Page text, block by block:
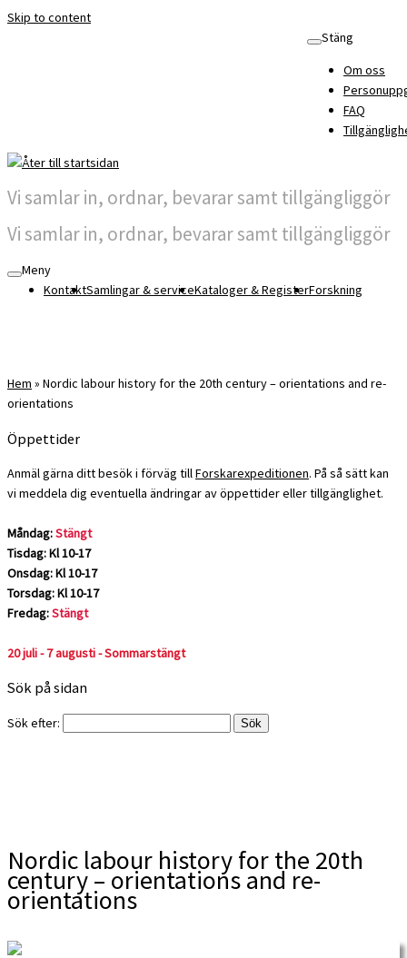
Skip to content
Stäng
Om oss
FAQ
Vi samlar in, ordnar, bevarar samt tillgängliggör
Vi samlar in, ordnar, bevarar samt tillgängliggör
Meny
KontaktSamlingar & serviceKataloger & RegisterForskning
Hem » Nordic labour history for the 20th century – orientations and re-
orientations
Öppettider
Anmäl gärna ditt besök i förväg tillForskarexpeditionen. På så sätt kan
vi meddela dig eventuella ändringar av öppettider eller tillgänglighet.
Måndag:Stängt
Tisdag: Kl 10-17
Onsdag: Kl 10-17
Torsdag: Kl 10-17
Fredag:Stängt
20 juli - 7 augusti - Sommarstängt
Sök på sidan
Sök efter:
Nordic labour history for the 20th
century – orientations and re-
orientations